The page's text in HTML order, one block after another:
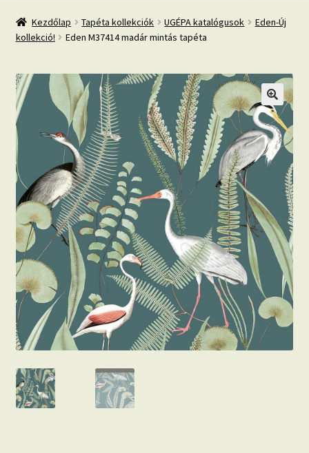
Népszerű tapéták
Tapéta BLOG
Mi az a fotótapéta?
Tapétázási tanácsok
Beton hatású tapéták
Kapcsolat
Kezdőlap Tapéta kollekciók UGÉPA katalógusok
Eden-Új
kollekció!
Eden M37414 madár mintás tapéta